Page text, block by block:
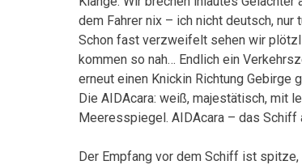
dem Fahrer nix – ich nicht deutsch, nur
Schon fast verzweifelt sehen wir
kommen so nah… Endlich ein
erneut einen Knickin Richtung Gebirge
Die AIDAcara: weiß, majestätisch, mit
Meeresspiegel. AIDAcara – das Schiff
Der Empfang vor dem Schiff ist